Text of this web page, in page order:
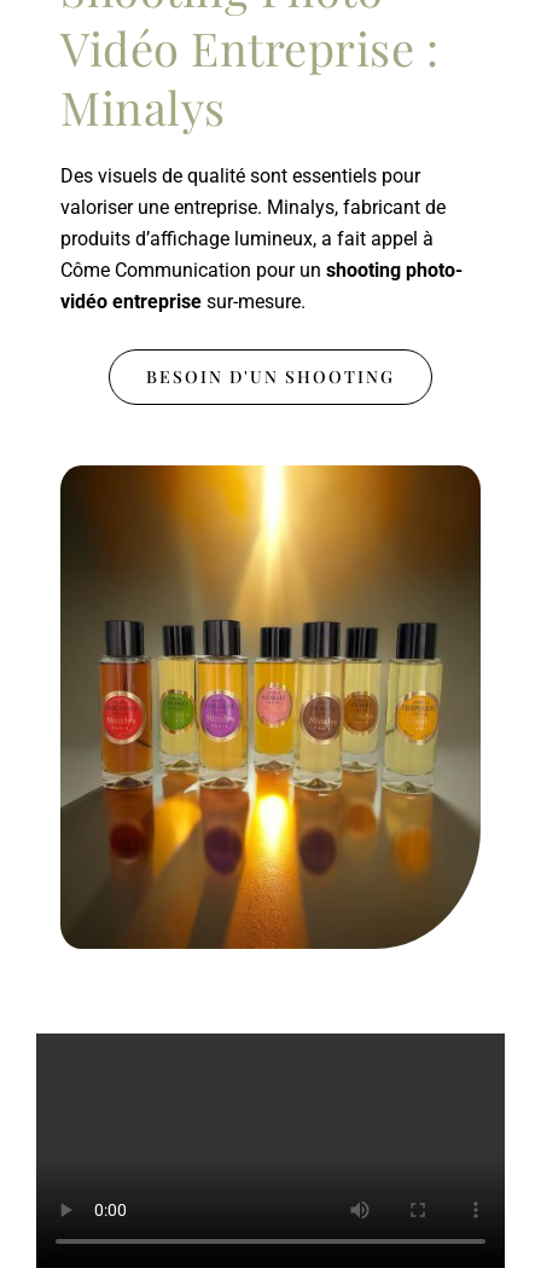
Vidéo Entreprise :
Minalys
Des visuels de qualité sont essentiels pour
valoriser une entreprise. Minalys, fabricant de
produits d’affichage lumineux, a fait appel à
Côme Communication pour un shooting photo-
vidéo entreprise sur-mesure.
BESOIN D'UN SHOOTING